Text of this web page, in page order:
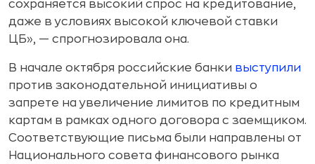
сохраняется высокий спрос на кредитование,
даже в условиях высокой ключевой ставки
ЦБ», — спрогнозировала она.
В начале октября российские банки выступили
против законодательной инициативы о
запрете на увеличение лимитов по кредитным
картам в рамках одного договора с заемщиком.
Соответствующие письма были направлены от
Национального совета финансового рынка